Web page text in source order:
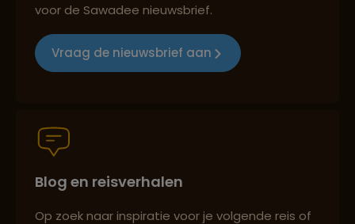
Groepsreizen mét indivuele vrijheid
Best beoordeelde reisroutes
voor de Sawadee nieuwsbrief.
Vraag de nieuwsbrief aan
Blog en reisverhalen
Op zoek naar inspiratie voor je volgende reis of